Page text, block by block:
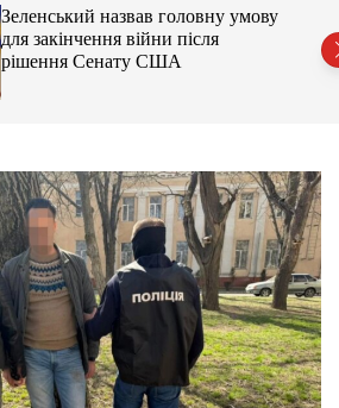
о
л
г
о
р
е
ж
и
м
у
Зеленський назвав головну умову
для закінчення війни після
рішення Сенату США